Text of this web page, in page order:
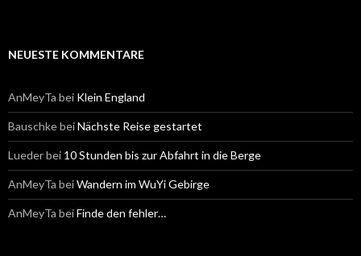
NEUESTE KOMMENTARE
AnMeyTa bei Klein England
BauschkebeiNächste Reise gestartet
Luederbei 10 Stunden bis zur Abfahrt in die Berge
AnMeyTa beiWandern im WuYi Gebirge
AnMeyTa beiFinde den fehler…